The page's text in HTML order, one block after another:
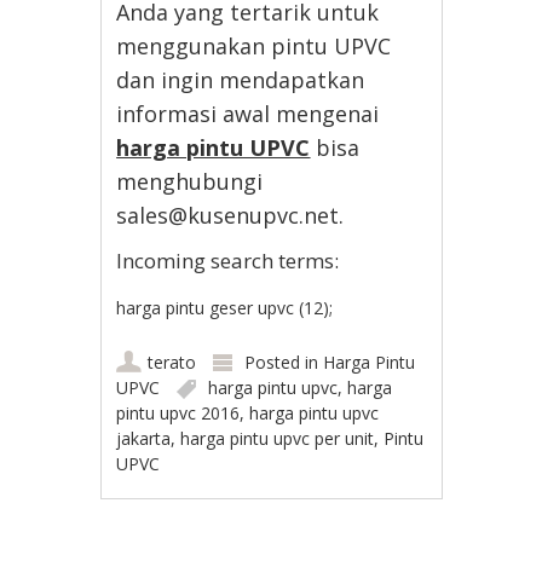
Anda yang tertarik untuk
menggunakan pintu UPVC
dan ingin mendapatkan
informasi awal mengenai
harga pintu UPVC bisa
menghubungi
sales@kusenupvc.net.
Incoming search terms:
harga pintu geser upvc (12);
terato Posted in Harga Pintu
UPVC
harga pintu upvc,harga
pintu upvc 2016,harga pintu upvc
jakarta,harga pintu upvc per unit, Pintu
UPVC